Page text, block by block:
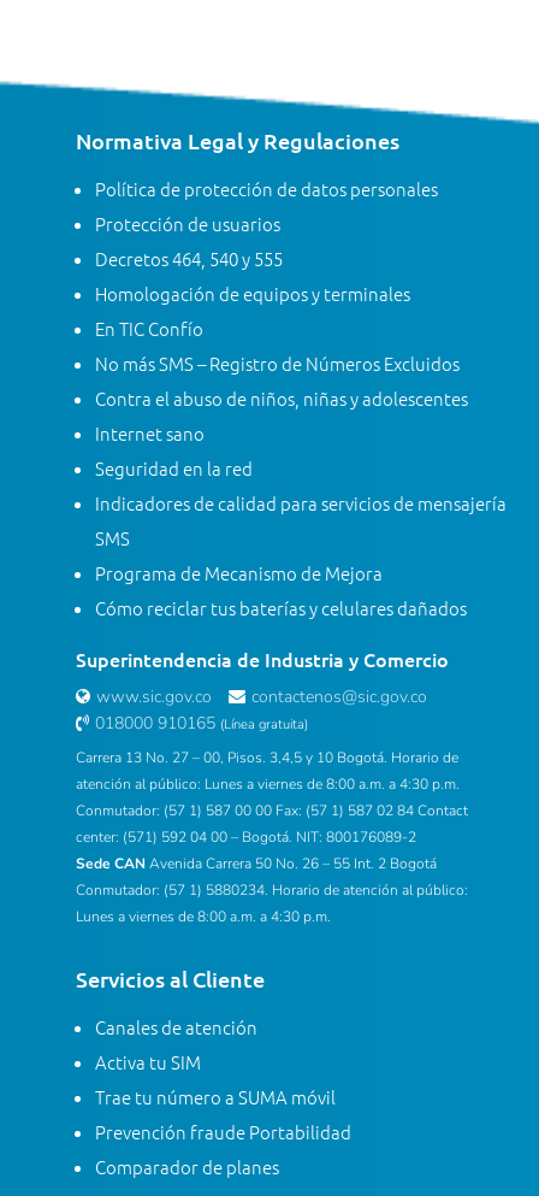
Normativa Legal y Regulaciones
Política de protección de datos personales
Protección de usuarios
Decretos 464, 540 y 555
Homologación de equipos y terminales
En TIC Confío
No más SMS – Registro de Números Excluidos
Contra el abuso de niños, niñas y adolescentes
Internet sano
Seguridad en la red
Indicadores de calidad para servicios de mensajería
SMS
Programa de Mecanismo de Mejora
Cómo reciclar tus baterías y celulares dañados
Superintendencia de Industria y Comercio
www.sic.gov.co
contactenos@sic.gov.co
018000 910165 (Línea gratuita)
Carrera 13 No. 27 – 00, Pisos. 3,4,5 y 10 Bogotá. Horario de
atención al público: Lunes a viernes de 8:00 a.m. a 4:30 p.m.
Conmutador: (57 1) 587 00 00 Fax: (57 1) 587 02 84 Contact
center: (571) 592 04 00 – Bogotá. NIT: 800176089-2
Sede CAN Avenida Carrera 50 No. 26 – 55 Int. 2 Bogotá
Conmutador: (57 1) 5880234. Horario de atención al público:
Lunes a viernes de 8:00 a.m. a 4:30 p.m.
Servicios al Cliente
Canales de atención
Activa tu SIM
Trae tu número a SUMA móvil
Prevención fraude Portabilidad
Comparador de planes